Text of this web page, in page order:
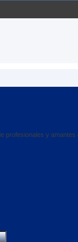
profesionales y